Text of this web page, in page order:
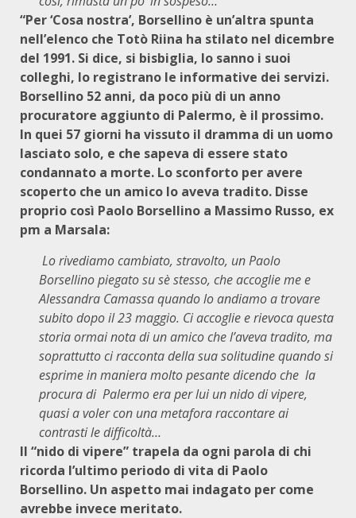
“Per ‘Cosa nostra’, Borsellino è un’altra spunta
nell’elenco che Totò Riina ha stilato nel dicembre
del 1991. Si dice, si bisbiglia, lo sanno i suoi
colleghi, lo registrano le informative dei servizi.
Borsellino 52 anni, da poco più di un anno
procuratore aggiunto di Palermo, è il prossimo.
In quei 57 giorni ha vissuto il dramma di un uomo
lasciato solo, e che sapeva di essere stato
condannato a morte. Lo sconforto per avere
scoperto che un amico lo aveva tradito. Disse
proprio così Paolo Borsellino a Massimo Russo, ex
pm a Marsala:
Lo rivediamo cambiato, stravolto, un Paolo
Borsellino piegato su sè stesso, che accoglie me e
Alessandra Camassa quando lo andiamo a trovare
subito dopo il 23 maggio. Ci accoglie e rievoca questa
storia ormai nota di un amico che l’aveva tradito, ma
soprattutto ci racconta della sua solitudine quando si
esprime in maniera molto pesante dicendo che la
procura di Palermo era per lui un nido di vipere,
quasi a voler con una metafora raccontare ai
contrasti le difficoltà…
Il “nido di vipere” trapela da ogni parola di chi
ricorda l’ultimo periodo di vita di Paolo
Borsellino. Un aspetto mai indagato per come
avrebbe invece meritato.